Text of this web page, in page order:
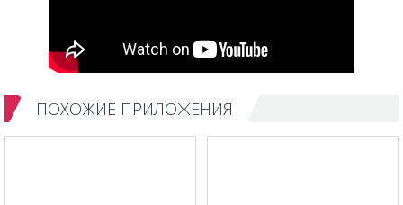
ПОХОЖИЕ ПРИЛОЖЕНИЯ